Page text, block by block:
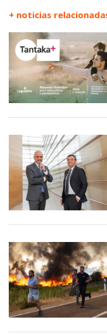
+ noticias